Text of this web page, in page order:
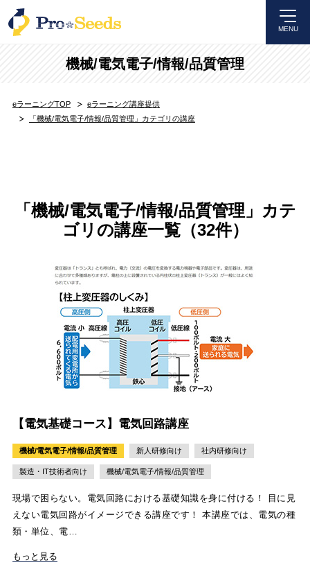
MENU
機械/電気電子/情報/品質管理
eラーニングTOP
eラーニング講座提供
「機械/電気電子/情報/品質管理」カテゴリの講座
「機械/電気電子/情報/品質管理」カテ
ゴリの講座一覧（32件）
【電気基礎コース】電気回路講座
機械/電気電子/情報/品質管理 新人研修向け 社内研修向け
製造・IT技術者向け 機械/電気電子/情報/品質管理
現場で困らない。電気回路における基礎知識を身に付ける！ 目に見
えない電気回路がイメージできる講座です！ 本講座では、電気の種
類・単位、電…
もっと見る